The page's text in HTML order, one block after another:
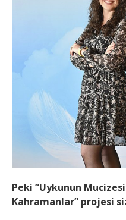
Peki ”Uykunun
Kahramanlar” projesi